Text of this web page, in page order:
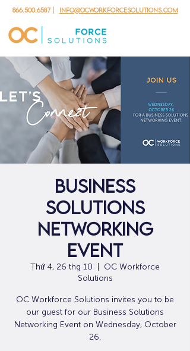
866.500.6587| info@ocworkforcesolutions.com
Business
Solutions
Networking
Event
Thứ 4, 26 thg 10
OC Workforce
Solutions
OC Workforce Solutions invites you to be
our guest for our Business Solutions
Networking Event on Wednesday, October
26.